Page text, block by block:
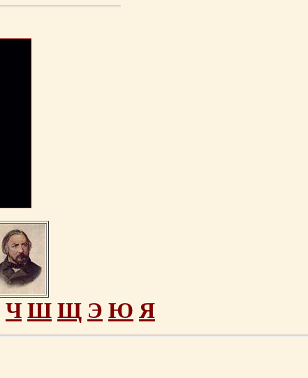
Ч Ш Щ Э Ю Я